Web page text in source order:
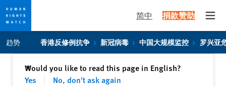
Skip
to
privacy
Skip
to
content
简中 捐款赞助
趋势 香港反修例抗争 新冠病毒 中国大规模监控 罗兴亚
Would you like to read this page in English?
Yes
No, don't ask again
✕关闭